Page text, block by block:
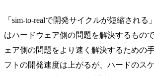
「sim-to-realで開発サイクルが短縮される
はハードウェア側の問題を解決するもの
ェア側の問題をより速く解決するための
フトの開発速度は上がるが、ハードのス